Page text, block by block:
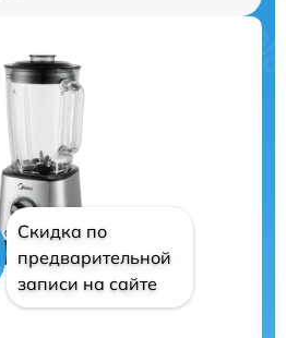
Скидка по
предварительной
записи на сайте